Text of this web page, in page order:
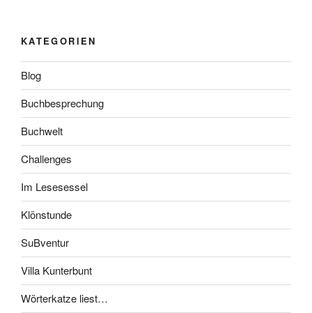
KATEGORIEN
Blog
Buchbesprechung
Buchwelt
Challenges
Im Lesesessel
Klönstunde
SuBventur
Villa Kunterbunt
Wörterkatze liest…